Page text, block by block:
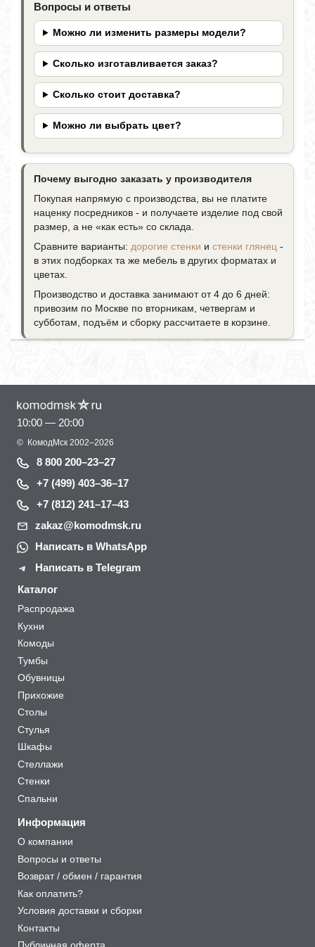
Вопросы и ответы
Можно ли изменить размеры модели?
Сколько изготавливается заказ?
Сколько стоит доставка?
Можно ли выбрать цвет?
Почему выгодно заказать у производителя
Покупая напрямую с производства, вы не платите
наценку посредников - и получаете изделие под свой
размер, а не «как есть» со склада.
Сравните варианты: дорогие стенки и стенки глянец -
в этих подборках та же мебель в других форматах и
цветах.
Производство и доставка занимают от 4 до 6 дней:
привозим по Москве по вторникам, четвергам и
субботам, подъём и сборку рассчитаете в корзине.
10:00 — 20:00
© КомодМск 2002–2026
8 800 200–23–27
+7 (499) 403–36–17
+7 (812) 241–17–43
zakaz@komodmsk.ru
Написать в WhatsApp
Написать в Telegram
Каталог
Распродажа
Кухни
Комоды
Тумбы
Обувницы
Прихожие
Столы
Стулья
Шкафы
Стеллажи
Стенки
Спальни
Информация
О компании
Вопросы и ответы
Возврат / обмен / гарантия
Как оплатить?
Условия доставки и сборки
Контакты